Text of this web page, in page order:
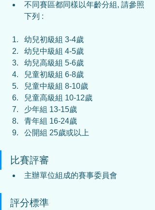
不同賽區都同樣以年齡分組, 請參照
下列 :
幼兒初級組 3-4歲
幼兒中級組 4-5歲
幼兒高級組 5-6歲
兒童初級組 6-8歲
兒童中級組 8-10歲
兒童高級組 10-12歲
少年組 13-15歲
青年組 16-24歲
公開組 25歲或以上
比賽評審
主辦單位組成的賽事委員會
評分標準